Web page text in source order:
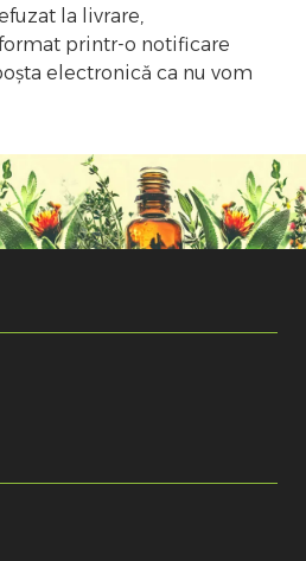
la livrare,
printr-o notificare
electronică ca nu vom